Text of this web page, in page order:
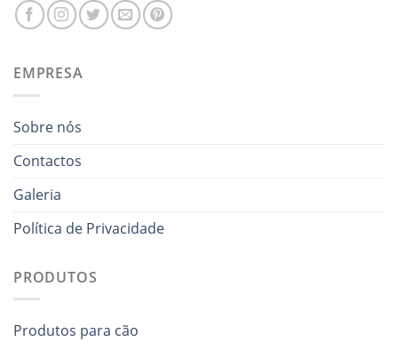
EMPRESA
Sobre nós
Contactos
Galeria
Política de Privacidade
PRODUTOS
Produtos para cão